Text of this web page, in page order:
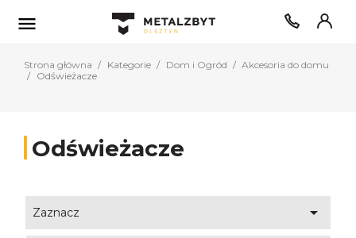

Strona główna Kategorie Dom i Ogród
Akcesoria do domu
Odświeżacze
Odświeżacze
Zaznacz 